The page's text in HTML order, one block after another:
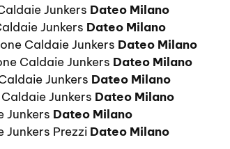
Junkers Dateo Milano
Junkers Dateo Milano
Caldaie Junkers Dateo Milano
Caldaie Junkers Dateo Milano
Junkers Dateo Milano
Junkers Dateo Milano
Junkers Dateo Milano
Prezzi Dateo Milano